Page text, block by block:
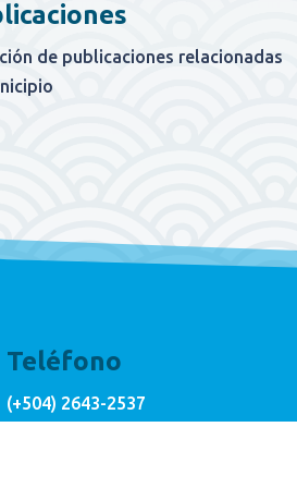
de publicaciones relacionadas
Teléfono
(+504) 2643-2537